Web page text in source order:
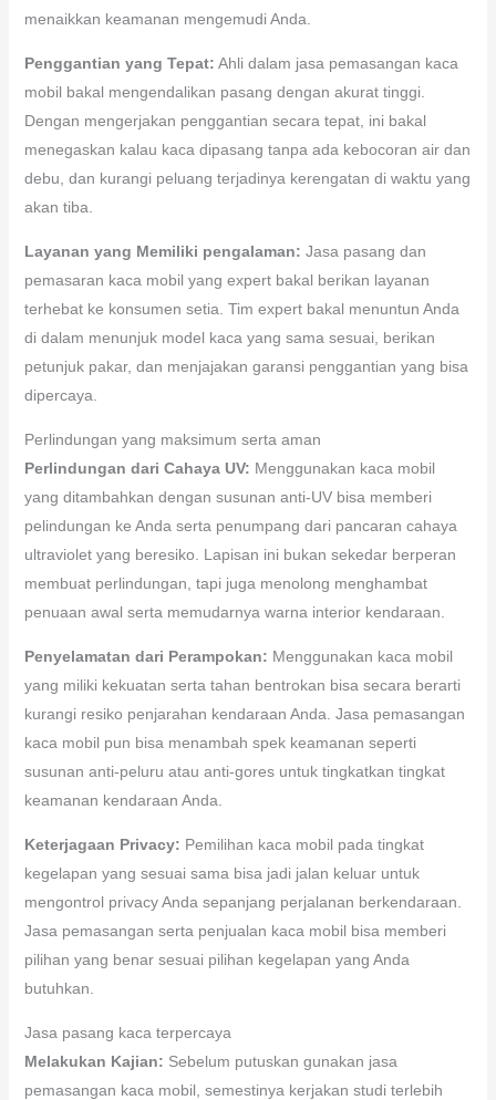
menaikkan keamanan mengemudi Anda.
Penggantian yang Tepat: Ahli dalam jasa pemasangan kaca
mobil bakal mengendalikan pasang dengan akurat tinggi.
Dengan mengerjakan penggantian secara tepat, ini bakal
menegaskan kalau kaca dipasang tanpa ada kebocoran air dan
debu, dan kurangi peluang terjadinya kerengatan di waktu yang
akan tiba.
Layanan yang Memiliki pengalaman: Jasa pasang dan
pemasaran kaca mobil yang expert bakal berikan layanan
terhebat ke konsumen setia. Tim expert bakal menuntun Anda
di dalam menunjuk model kaca yang sama sesuai, berikan
petunjuk pakar, dan menjajakan garansi penggantian yang bisa
dipercaya.
Perlindungan yang maksimum serta aman
Perlindungan dari Cahaya UV: Menggunakan kaca mobil
yang ditambahkan dengan susunan anti-UV bisa memberi
pelindungan ke Anda serta penumpang dari pancaran cahaya
ultraviolet yang beresiko. Lapisan ini bukan sekedar berperan
membuat perlindungan, tapi juga menolong menghambat
penuaan awal serta memudarnya warna interior kendaraan.
Penyelamatan dari Perampokan: Menggunakan kaca mobil
yang miliki kekuatan serta tahan bentrokan bisa secara berarti
kurangi resiko penjarahan kendaraan Anda. Jasa pemasangan
kaca mobil pun bisa menambah spek keamanan seperti
susunan anti-peluru atau anti-gores untuk tingkatkan tingkat
keamanan kendaraan Anda.
Keterjagaan Privacy: Pemilihan kaca mobil pada tingkat
kegelapan yang sesuai sama bisa jadi jalan keluar untuk
mengontrol privacy Anda sepanjang perjalanan berkendaraan.
Jasa pemasangan serta penjualan kaca mobil bisa memberi
pilihan yang benar sesuai pilihan kegelapan yang Anda
butuhkan.
Jasa pasang kaca terpercaya
Melakukan Kajian: Sebelum putuskan gunakan jasa
pemasangan kaca mobil, semestinya kerjakan studi terlebih